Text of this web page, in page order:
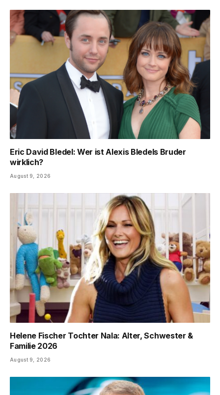
Eric David Bledel: Wer ist Alexis Bledels Bruder
wirklich?
August 9, 2026
Helene Fischer Tochter Nala: Alter, Schwester &
Familie 2026
August 9, 2026